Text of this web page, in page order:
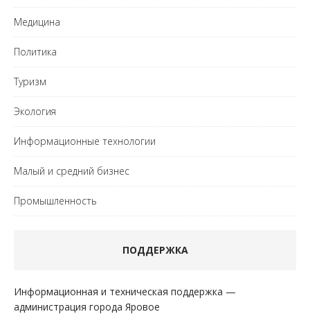
Медицина
Политика
Туризм
Экология
Информационные технологии
Малый и средний бизнес
Промышленность
ПОДДЕРЖКА
Информационная и техническая поддержка —
администрация города Яровое